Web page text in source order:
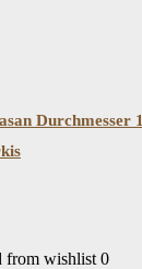
Durchmesser
from wishlist 0